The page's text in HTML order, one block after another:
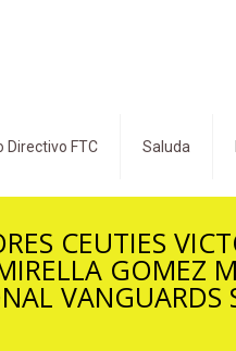
Directivo FTC Saluda
CEUTIES
GOMEZ
VANGUARDS